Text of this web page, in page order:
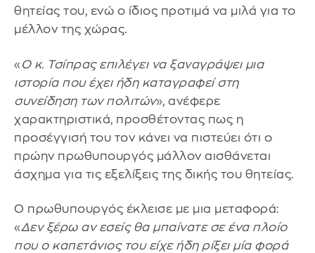
θητείας του, ενώ ο ίδιος προτιμά να μιλά για το
μέλλον της χώρας.
« Ο κ. Τσίπρας επιλέγει να ξαναγράψει μια
ιστορία που έχει ήδη καταγραφεί στη
συνείδηση των πολιτών», ανέφερε
χαρακτηριστικά, προσθέτοντας πως η
προσέγγισή του τον κάνει να πιστεύει ότι ο
πρώην πρωθυπουργός μάλλον αισθάνεται
άσχημα για τις εξελίξεις της δικής του θητείας.
Ο πρωθυπουργός έκλεισε με μια μεταφορά:
«Δεν ξέρω αν εσείς θα μπαίνατε σε ένα πλοίο
που ο καπετάνιος του είχε ήδη ρίξει μία φορά